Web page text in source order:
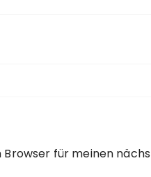
Browser für meinen